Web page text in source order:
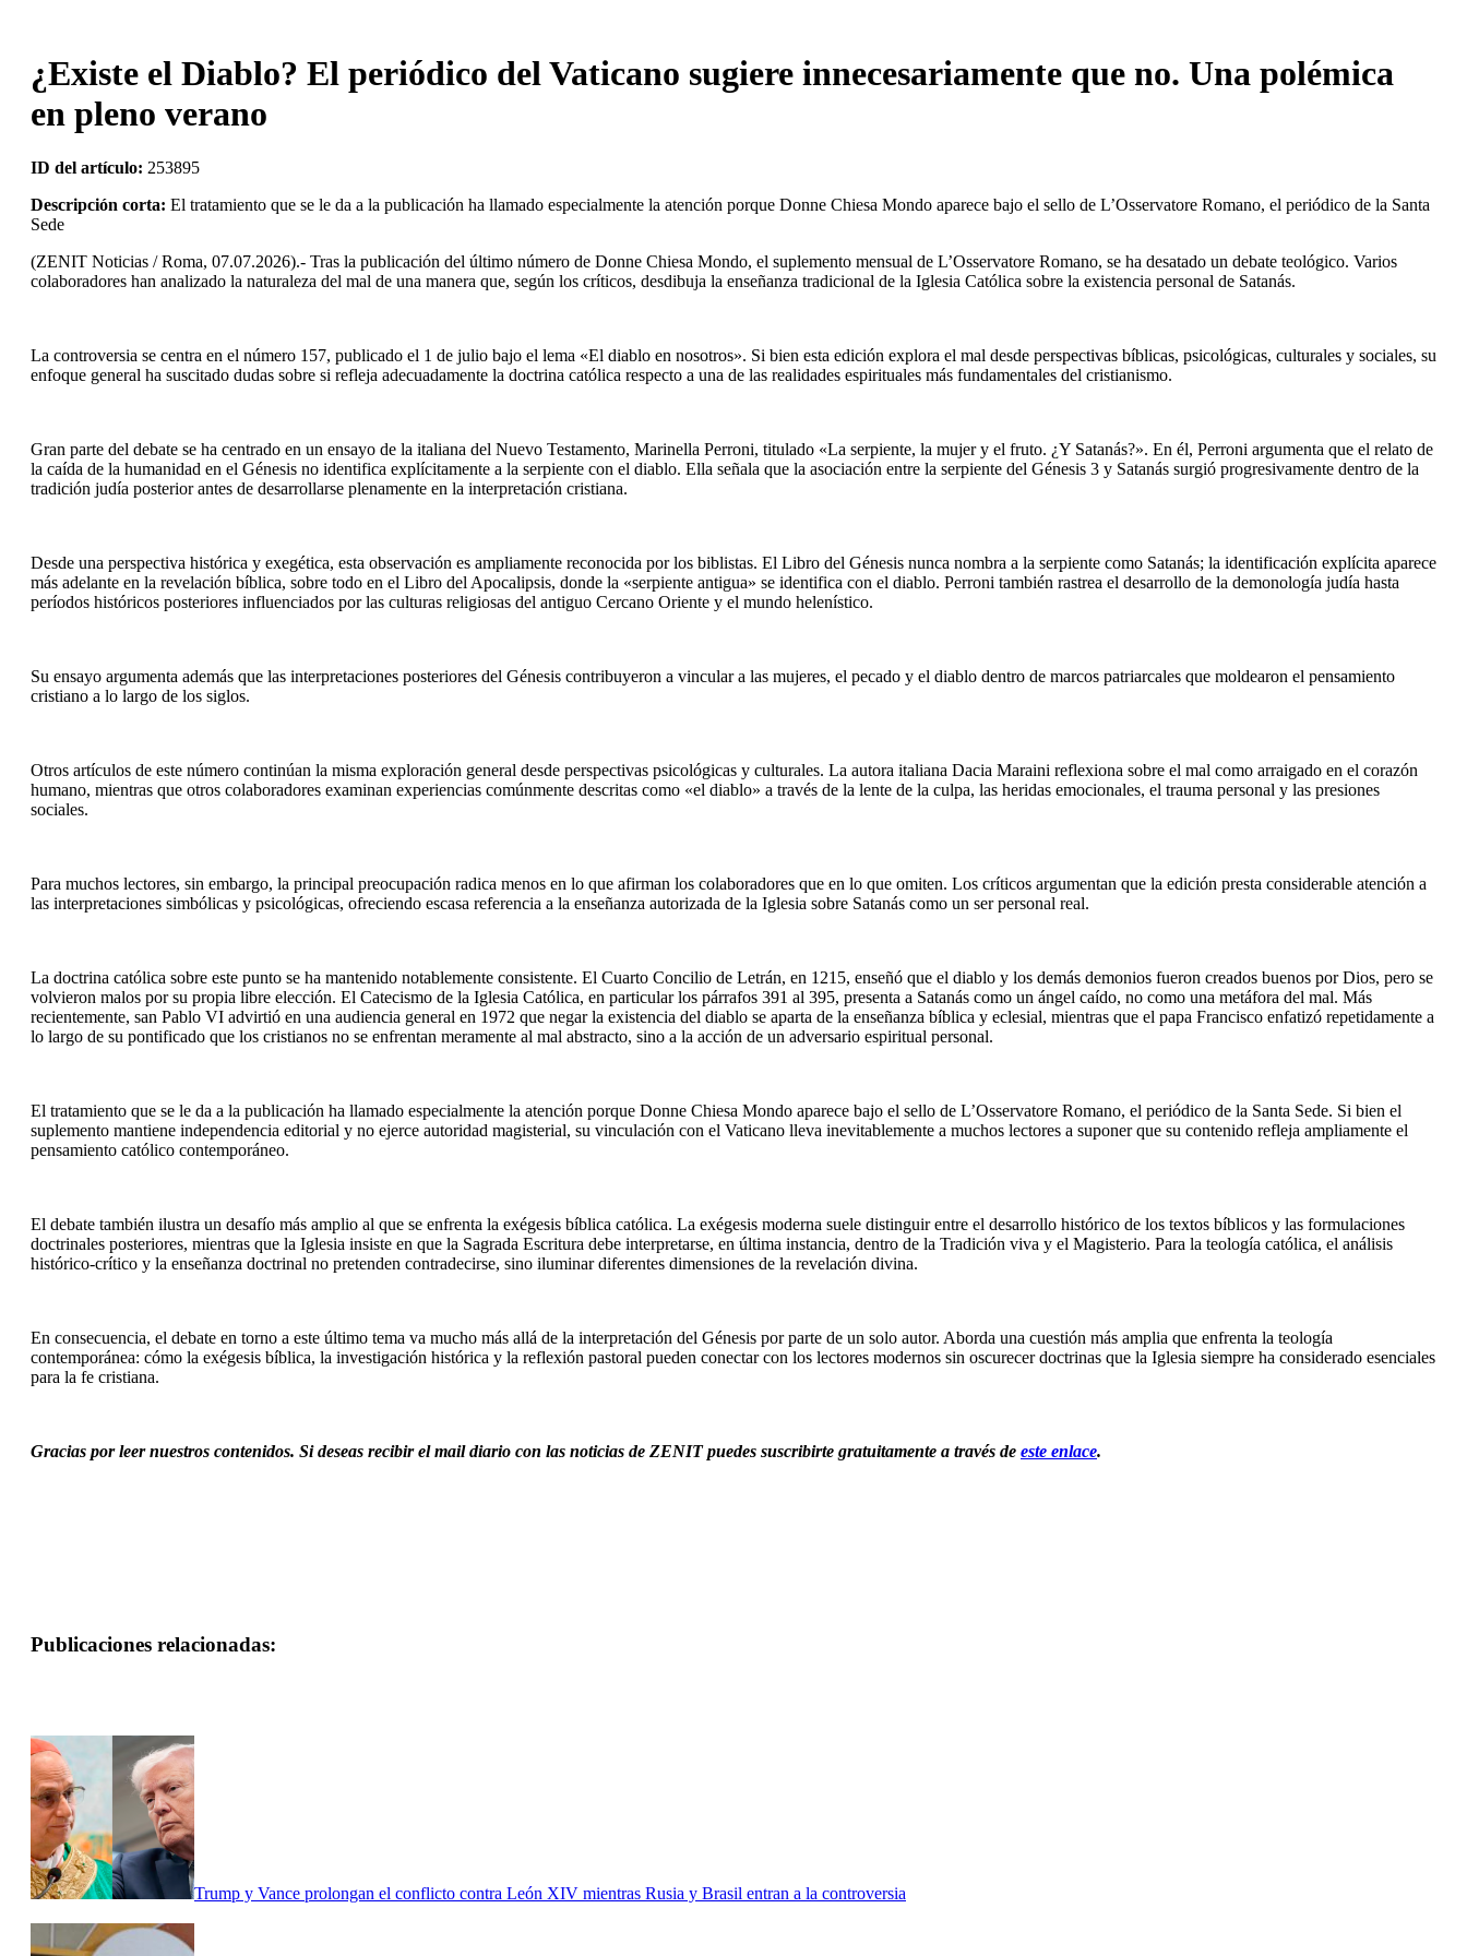
¿Existe el Diablo? El periódico del Vaticano sugiere innecesariamente que no. Una polémica
en pleno verano
ID del artículo: 253895
Descripción corta: El tratamiento que se le da a la publicación ha llamado especialmente la atención porque Donne Chiesa Mondo aparece bajo el sello de L’Osservatore Romano, el periódico de la Santa
Sede
(ZENIT Noticias / Roma, 07.07.2026).- Tras la publicación del último número de Donne Chiesa Mondo, el suplemento mensual de L’Osservatore Romano, se ha desatado un debate teológico. Varios
colaboradores han analizado la naturaleza del mal de una manera que, según los críticos, desdibuja la enseñanza tradicional de la Iglesia Católica sobre la existencia personal de Satanás.
La controversia se centra en el número 157, publicado el 1 de julio bajo el lema «El diablo en nosotros». Si bien esta edición explora el mal desde perspectivas bíblicas, psicológicas, culturales y sociales, su
enfoque general ha suscitado dudas sobre si refleja adecuadamente la doctrina católica respecto a una de las realidades espirituales más fundamentales del cristianismo.
Gran parte del debate se ha centrado en un ensayo de la italiana del Nuevo Testamento, Marinella Perroni, titulado «La serpiente, la mujer y el fruto. ¿Y Satanás?». En él, Perroni argumenta que el relato de
la caída de la humanidad en el Génesis no identifica explícitamente a la serpiente con el diablo. Ella señala que la asociación entre la serpiente del Génesis 3 y Satanás surgió progresivamente dentro de la
tradición judía posterior antes de desarrollarse plenamente en la interpretación cristiana.
Desde una perspectiva histórica y exegética, esta observación es ampliamente reconocida por los biblistas. El Libro del Génesis nunca nombra a la serpiente como Satanás; la identificación explícita aparece
más adelante en la revelación bíblica, sobre todo en el Libro del Apocalipsis, donde la «serpiente antigua» se identifica con el diablo. Perroni también rastrea el desarrollo de la demonología judía hasta
períodos históricos posteriores influenciados por las culturas religiosas del antiguo Cercano Oriente y el mundo helenístico.
Su ensayo argumenta además que las interpretaciones posteriores del Génesis contribuyeron a vincular a las mujeres, el pecado y el diablo dentro de marcos patriarcales que moldearon el pensamiento
cristiano a lo largo de los siglos.
Otros artículos de este número continúan la misma exploración general desde perspectivas psicológicas y culturales. La autora italiana Dacia Maraini reflexiona sobre el mal como arraigado en el corazón
humano, mientras que otros colaboradores examinan experiencias comúnmente descritas como «el diablo» a través de la lente de la culpa, las heridas emocionales, el trauma personal y las presiones
sociales.
Para muchos lectores, sin embargo, la principal preocupación radica menos en lo que afirman los colaboradores que en lo que omiten. Los críticos argumentan que la edición presta considerable atención a
las interpretaciones simbólicas y psicológicas, ofreciendo escasa referencia a la enseñanza autorizada de la Iglesia sobre Satanás como un ser personal real.
La doctrina católica sobre este punto se ha mantenido notablemente consistente. El Cuarto Concilio de Letrán, en 1215, enseñó que el diablo y los demás demonios fueron creados buenos por Dios, pero se
volvieron malos por su propia libre elección. El Catecismo de la Iglesia Católica, en particular los párrafos 391 al 395, presenta a Satanás como un ángel caído, no como una metáfora del mal. Más
recientemente, san Pablo VI advirtió en una audiencia general en 1972 que negar la existencia del diablo se aparta de la enseñanza bíblica y eclesial, mientras que el papa Francisco enfatizó repetidamente a
lo largo de su pontificado que los cristianos no se enfrentan meramente al mal abstracto, sino a la acción de un adversario espiritual personal.
El tratamiento que se le da a la publicación ha llamado especialmente la atención porque Donne Chiesa Mondo aparece bajo el sello de L’Osservatore Romano, el periódico de la Santa Sede. Si bien el
suplemento mantiene independencia editorial y no ejerce autoridad magisterial, su vinculación con el Vaticano lleva inevitablemente a muchos lectores a suponer que su contenido refleja ampliamente el
pensamiento católico contemporáneo.
El debate también ilustra un desafío más amplio al que se enfrenta la exégesis bíblica católica. La exégesis moderna suele distinguir entre el desarrollo histórico de los textos bíblicos y las formulaciones
doctrinales posteriores, mientras que la Iglesia insiste en que la Sagrada Escritura debe interpretarse, en última instancia, dentro de la Tradición viva y el Magisterio. Para la teología católica, el análisis
histórico-crítico y la enseñanza doctrinal no pretenden contradecirse, sino iluminar diferentes dimensiones de la revelación divina.
En consecuencia, el debate en torno a este último tema va mucho más allá de la interpretación del Génesis por parte de un solo autor. Aborda una cuestión más amplia que enfrenta la teología
contemporánea: cómo la exégesis bíblica, la investigación histórica y la reflexión pastoral pueden conectar con los lectores modernos sin oscurecer doctrinas que la Iglesia siempre ha considerado esenciales
para la fe cristiana.
Gracias por leer nuestros contenidos. Si deseas recibir el mail diario con las noticias de ZENIT puedes suscribirte gratuitamente a través de este enlace.
Publicaciones relacionadas:
Trump y Vance prolongan el conflicto contra León XIV mientras Rusia y Brasil entran a la controversia